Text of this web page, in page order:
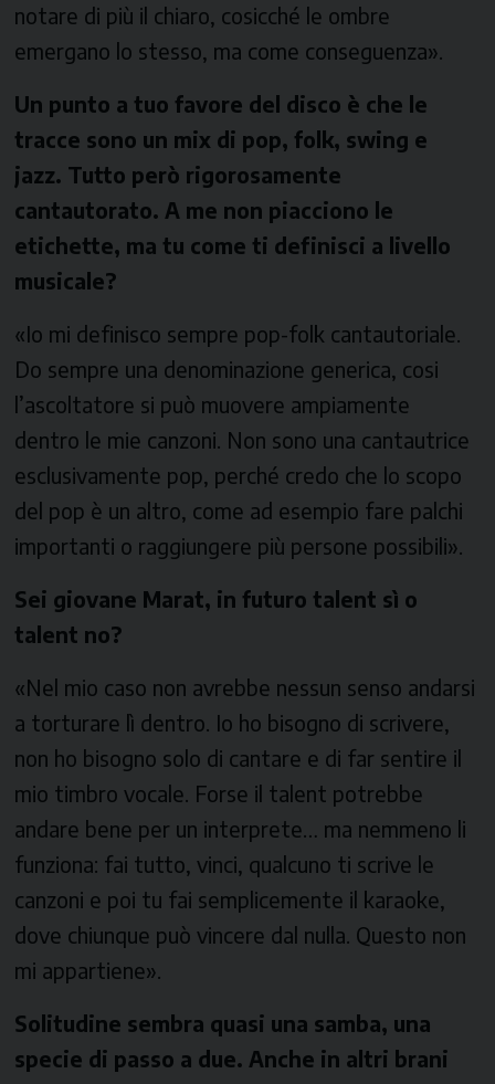
notare di più il chiaro, cosicché le ombre
emergano lo stesso, ma come conseguenza».
Un punto a tuo favore del disco è che le
tracce sono un mix di pop, folk, swing e
jazz. Tutto però rigorosamente
cantautorato. A me non piacciono le
etichette, ma tu come ti definisci a livello
musicale?
«Io mi definisco sempre pop-folk cantautoriale.
Do sempre una denominazione generica, cosi
l’ascoltatore si può muovere ampiamente
dentro le mie canzoni. Non sono una cantautrice
esclusivamente pop, perché credo che lo scopo
del pop è un altro, come ad esempio fare palchi
importanti o raggiungere più persone possibili».
Sei giovane Marat, in futuro talent sì o
talent no?
«Nel mio caso non avrebbe nessun senso andarsi
a torturare lì dentro. Io ho bisogno di scrivere,
non ho bisogno solo di cantare e di far sentire il
mio timbro vocale. Forse il talent potrebbe
andare bene per un interprete… ma nemmeno li
funziona: fai tutto, vinci, qualcuno ti scrive le
canzoni e poi tu fai semplicemente il karaoke,
dove chiunque può vincere dal nulla. Questo non
mi appartiene».
Solitudine sembra quasi una samba, una
specie di passo a due. Anche in altri brani